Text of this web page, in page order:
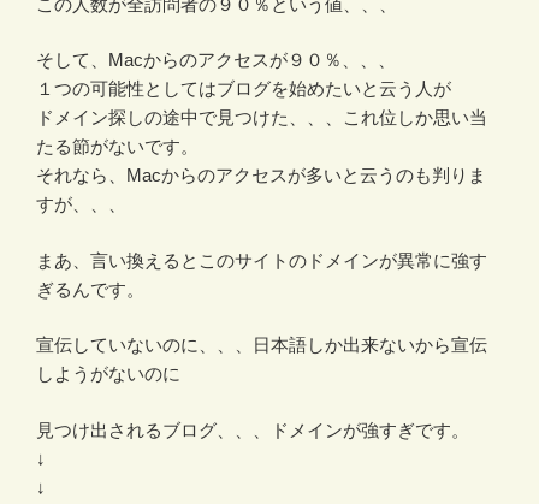
この人数が全訪問者の９０％という値、、、
そして、Macからのアクセスが９０％、、、
１つの可能性としてはブログを始めたいと云う人が
ドメイン探しの途中で見つけた、、、これ位しか思い当
たる節がないです。
それなら、Macからのアクセスが多いと云うのも判りま
すが、、、
まあ、言い換えるとこのサイトのドメインが異常に強す
ぎるんです。
宣伝していないのに、、、日本語しか出来ないから宣伝
しようがないのに
見つけ出されるブログ、、、ドメインが強すぎです。
↓
↓